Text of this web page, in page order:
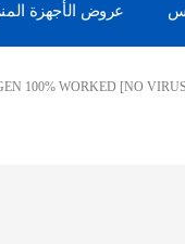
عروض الأجهزة
100% WORKED [NO